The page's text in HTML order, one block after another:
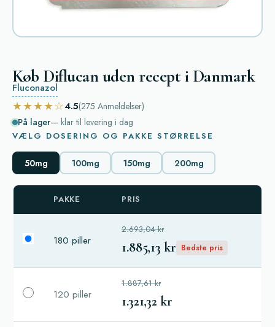
Køb Diflucan uden recept i Danmark
Fluconazol
★★★★☆4.5(275 Anmeldelser)
På lager— klar til levering i dag
VÆLG DOSERING OG PAKKE STØRRELSE
50mg 100mg 150mg 200mg
PAKKE PRIS
180 piller
2.693,04 kr
1.885,13 kr Bedste pris
120 piller
1.887,61 kr
1.321,32 kr